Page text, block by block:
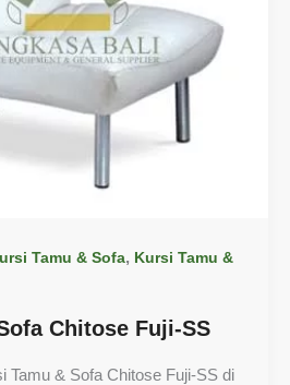
Tamu & Sofa, Kursi Tamu &
Chitose Fuji-SS
Tamu & Sofa Chitose Fuji-SS di